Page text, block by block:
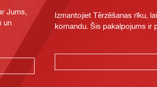
Jums,
un
Izmantojiet Tērzēšanas rīku,
komandu. Šis pakalpojums ir